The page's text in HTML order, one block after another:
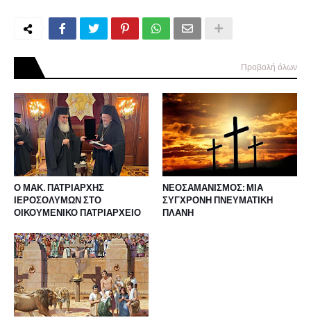
Προβολή όλων
Ο ΜΑΚ. ΠΑΤΡΙΑΡΧΗΣ
ΙΕΡΟΣΟΛΥΜΩΝ ΣΤΟ
ΟΙΚΟΥΜΕΝΙΚΟ ΠΑΤΡΙΑΡΧΕΙΟ
ΝΕΟΣΑΜΑΝΙΣΜΟΣ: ΜΙΑ
ΣΥΓΧΡΟΝΗ ΠΝΕΥΜΑΤΙΚΗ
ΠΛΑΝΗ